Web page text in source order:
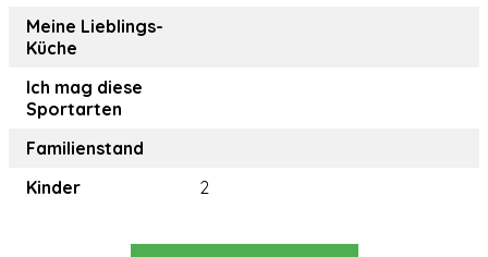
Meine Lieblings-
Küche
Ich mag diese
Sportarten
Familienstand
Kinder
2